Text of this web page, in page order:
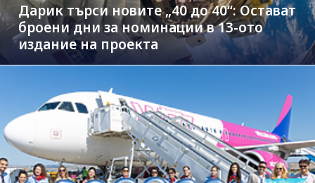
Дарик търси новите „40 до 40“: Остават
броени дни за номинации в 13-ото
издание на проекта